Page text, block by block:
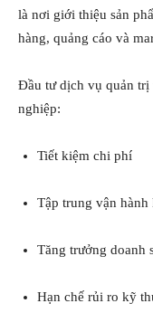
là nơi giới thiệu sản
hàng, quảng cáo và
Đầu tư dịch vụ quản trị
nghiệp:
Tiết kiệm chi phí
Tập trung vận
Tăng trưởng doanh
Hạn chế rủi ro kỹ